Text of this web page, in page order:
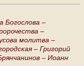
Богослова –
–
молитва –
– Григорий
– Иоанн